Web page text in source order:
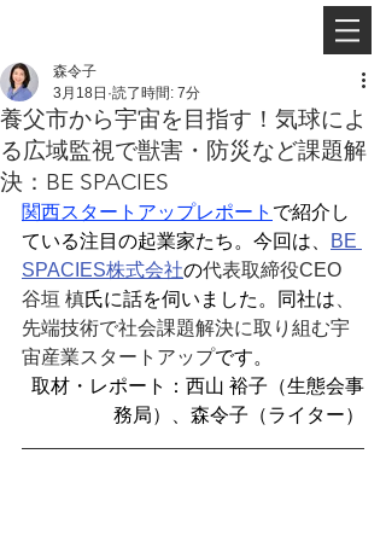
養父市から宇宙を目指す！気球によ
る広域監視で獣害・防災など課題解
決：BE SPACIES
森令子
3月18日 読了時間: 7分
関西スタートアップレポート で紹介し
ている注目の起業家たち。今回は、
BE
SPACIES株式会社の代表取締役CEO
谷垣 槙氏に話を伺いました。同社は
先端技術で社会課題解決に取り組む宇
宙産業スタートアップです。
取材・レポート：西山 裕子（生態会事
務局）、森令子（ライター）